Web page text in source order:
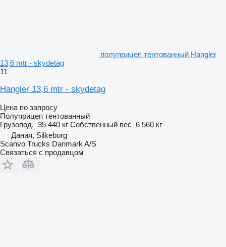
полуприцеп тентованный Hangler
13,6 mtr - skydetag
11
Hangler 13,6 mtr - skydetag
Цена по запросу
Полуприцеп тентованный
Грузопод. 35 440 кг Собственный вес 6 560 кг
Дания, Silkeborg
Scanvo Trucks Danmark A/S
Связаться с продавцом